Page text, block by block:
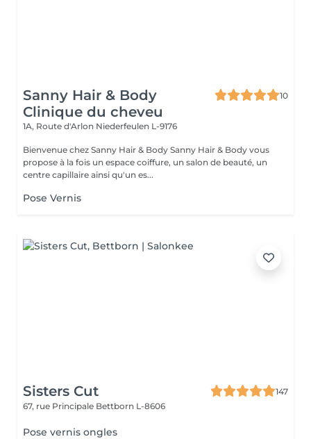
Sanny Hair & Body
Clinique du cheveu
10
1A, Route d'Arlon Niederfeulen L-9176
Bienvenue chez Sanny Hair & Body Sanny Hair & Body vous
propose à la fois un espace coiffure, un salon de beauté, un
centre capillaire ainsi qu'un es...
Pose Vernis
Sisters Cut
147
67, rue Principale Bettborn L-8606
Pose vernis ongles